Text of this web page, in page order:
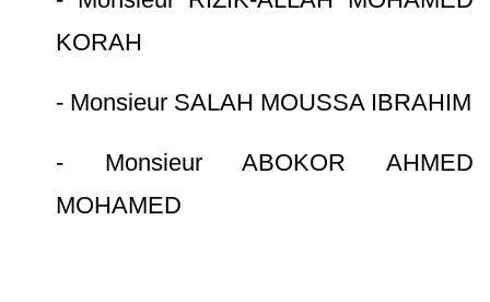
KORAH
- Monsieur SALAH MOUSSA IBRAHIM
- Monsieur ABOKOR AHMED
MOHAMED